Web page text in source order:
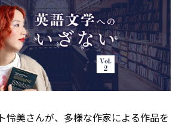
怜美さんが、多様な作家による作品を